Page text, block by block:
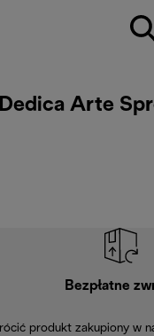
Arte
Bezpłatne
produkt zakupiony w